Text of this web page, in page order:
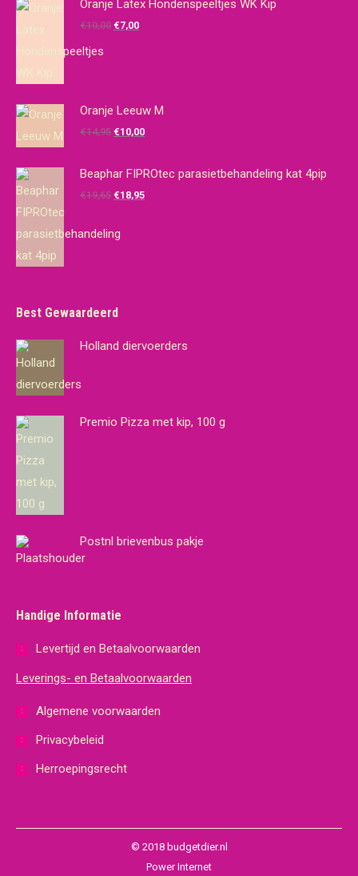
Oranje Latex Hondenspeeltjes WK Kip
€10,00 Oorspronkelijke
€7,00Huidige
Oranje Leeuw M
€14,95 Oorspronkelijke
was:
€14,95.
€10,00Huidige
is:
€10,00.
Beaphar FIPROtec parasietbehandeling kat 4pip
€19,65 Oorspronkelijke
was:
€18,95Huidige
Best Gewaardeerd
Holland diervoerders
Premio Pizza met kip, 100 g
Postnl brievenbus pakje
Handige Informatie
Levertijd en Betaalvoorwaarden
Leverings- en Betaalvoorwaarden
Algemene voorwaarden
Privacybeleid
Herroepingsrecht
© 2018 budgetdier.nl
Power Internet